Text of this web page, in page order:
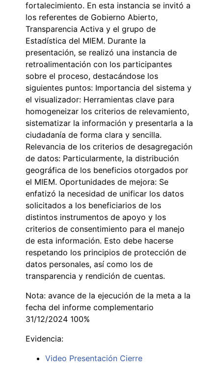
fortalecimiento. En esta instancia se invitó a
los referentes de Gobierno Abierto,
Transparencia Activa y el grupo de
Estadística del MIEM. Durante la
presentación, se realizó una instancia de
retroalimentación con los participantes
sobre el proceso, destacándose los
siguientes puntos: Importancia del sistema y
el visualizador: Herramientas clave para
homogeneizar los criterios de relevamiento,
sistematizar la información y presentarla a la
ciudadanía de forma clara y sencilla.
Relevancia de los criterios de desagregación
de datos: Particularmente, la distribución
geográfica de los beneficios otorgados por
el MIEM. Oportunidades de mejora: Se
enfatizó la necesidad de unificar los datos
solicitados a los beneficiarios de los
distintos instrumentos de apoyo y los
criterios de consentimiento para el manejo
de esta información. Esto debe hacerse
respetando los principios de protección de
datos personales, así como los de
transparencia y rendición de cuentas.
Nota: avance de la ejecución de la meta a la
fecha del informe complementario
31/12/2024 100%
Evidencia:
Video Presentación Cierre